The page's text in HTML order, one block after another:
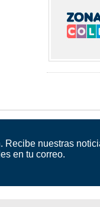
Recibe nuestras
en tu correo.